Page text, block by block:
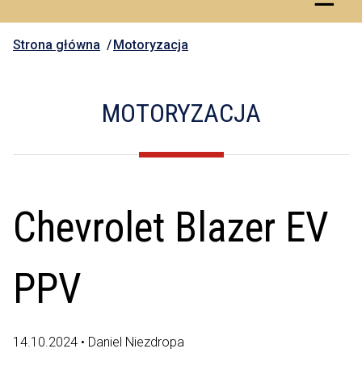
Strona główna Motoryzacja
MOTORYZACJA
Chevrolet Blazer EV
PPV
14.10.2024 • Daniel Niezdropa